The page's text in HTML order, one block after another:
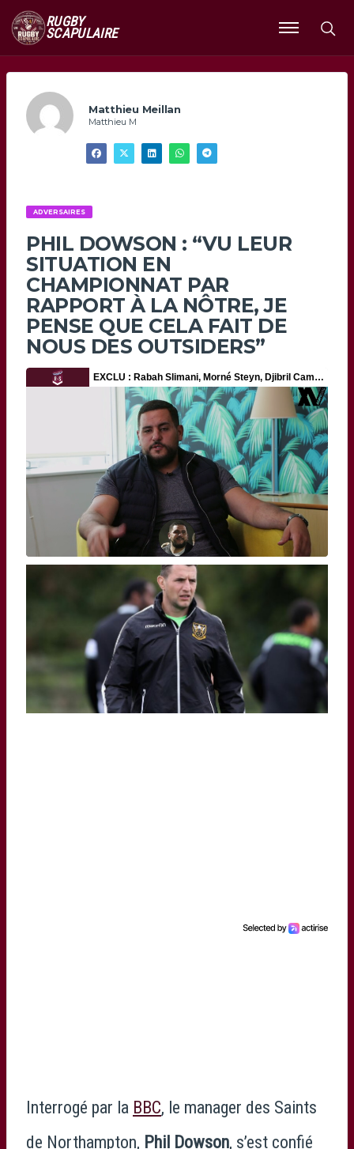
RUGBY
SCAPULAIRE
Ouvrir
le
Matthieu Meillan
Matthieu M
ADVERSAIRES
PHIL DOWSON : “VU LEUR
SITUATION EN
CHAMPIONNAT PAR
RAPPORT À LA NÔTRE, JE
PENSE QUE CELA FAIT DE
NOUS DES OUTSIDERS”
Interrogé par la BBC, le manager des Saints
de Northampton, Phil Dowson, s’est confié